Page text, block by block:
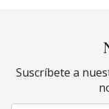
Suscríbete a